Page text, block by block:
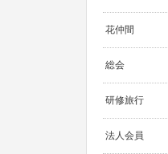
花仲間
総会
研修旅行
法人会員